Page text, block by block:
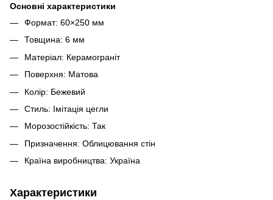
Основні характеристики
Формат: 60×250 мм
Товщина: 6 мм
Матеріал: Керамограніт
Поверхня: Матова
Колір: Бежевий
Стиль: Імітація цегли
Морозостійкість: Так
Призначення: Облицювання стін
Країна виробництва: Україна
Характеристики